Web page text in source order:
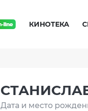
КИНОТЕКА
Дата и место